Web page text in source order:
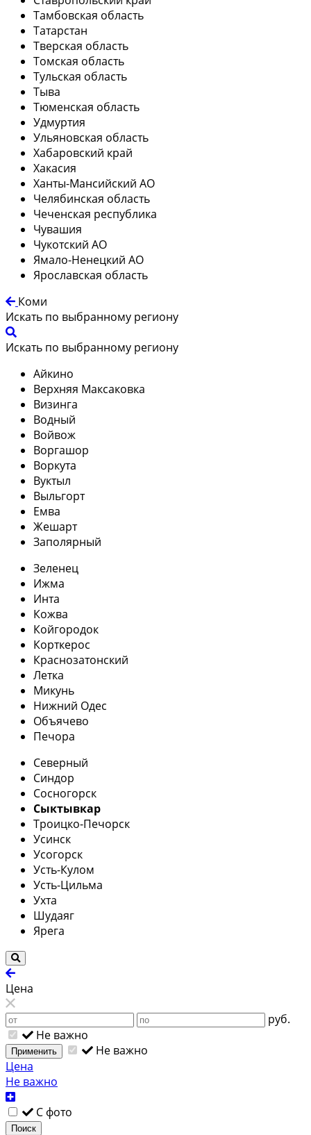
Тамбовская область
Татарстан
Тверская область
Томская область
Тульская область
Тыва
Тюменская область
Удмуртия
Ульяновская область
Хабаровский край
Хакасия
Ханты-Мансийский АО
Челябинская область
Чеченская республика
Чувашия
Чукотский АО
Ямало-Ненецкий АО
Ярославская область
Коми
Искать по выбранному региону
Искать по выбранному региону
Айкино
Верхняя Максаковка
Визинга
Водный
Войвож
Воргашор
Воркута
Вуктыл
Выльгорт
Емва
Жешарт
Заполярный
Зеленец
Ижма
Инта
Кожва
Койгородок
Корткерос
Краснозатонский
Летка
Микунь
Нижний Одес
Объячево
Печора
Северный
Синдор
Сосногорск
Сыктывкар
Троицко-Печорск
Усинск
Усогорск
Усть-Кулом
Усть-Цильма
Ухта
Шудаяг
Ярега
Цена
руб.
Не важно
Применить
Не важно
Цена
Не важно
С фото
Поиск